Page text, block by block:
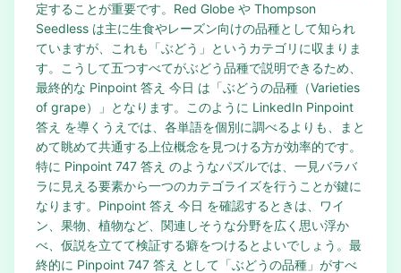
定することが重要です。Red Globe や Thompson
Seedless は主に生食やレーズン向けの品種として知られ
ていますが、これも「ぶどう」というカテゴリに収まりま
す。こうして五つすべてがぶどう品種で説明できるため、
最終的な Pinpoint 答え 今日 は「ぶどうの品種（Varieties
of grape）」となります。このように LinkedIn Pinpoint
答え を導くうえでは、各単語を個別に調べるよりも、まと
めて眺めて共通する上位概念を見つける方が効率的です。
特に Pinpoint 747 答え のようなパズルでは、一見バラバ
ラに見える要素から一つのカテゴライズを行うことが鍵に
なります。Pinpoint 答え 今日 を確認するときは、ワイ
ン、果物、植物など、関連しそうな分野を広く思い浮か
べ、仮説を立てて検証する癖をつけるとよいでしょう。最
終的に Pinpoint 747 答え として「ぶどうの品種」がすべ